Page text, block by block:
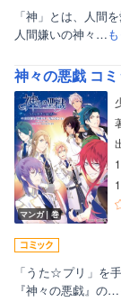
「神」とは、人間
人間嫌いの神々…
神々の悪戯 コ
マンガ｜巻
「うた☆プリ」を
『神々の悪戯』の…